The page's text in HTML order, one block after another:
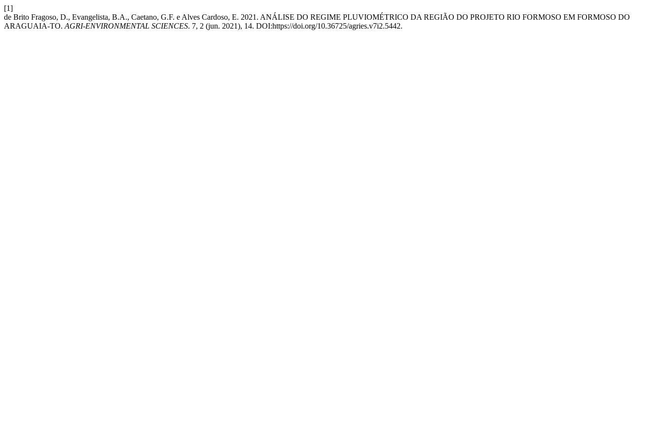
[1]
de Brito Fragoso, D., Evangelista, B.A., Caetano, G.F. e Alves Cardoso, E. 2021. ANÁLISE DO REGIME PLUVIOMÉTRICO DA REGIÃO DO PROJETO RIO FORMOSO EM FORMOSO DO
ARAGUAIA-TO. AGRI-ENVIRONMENTAL SCIENCES. 7, 2 (jun. 2021), 14. DOI:https://doi.org/10.36725/agries.v7i2.5442.